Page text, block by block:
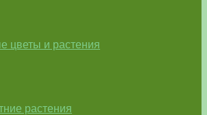
цветы и растения
растения